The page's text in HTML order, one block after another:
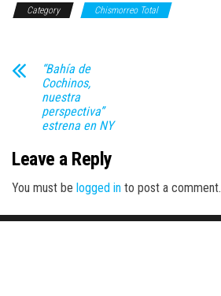
Category Chismorreo Total
“Bahía de
Cochinos,
nuestra
perspectiva”
estrena en NY
Leave a Reply
You must be logged in to post a comment.